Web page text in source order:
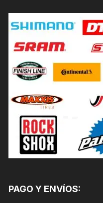
PAGO Y ENVÍOS: